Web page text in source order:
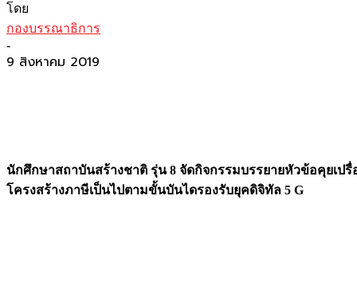
โดย
กองบรรณาธิการ
-
9 สิงหาคม 2019
นักศึกษาสถาบันสร้างชาติ รุ่น8 จัดกิจกรรมบรรยายหัวข้อคุยเป
โครงสร้างภาษีเป็นไปตามขั้นบันไดรองรับยุคดิจิทัล 5 G